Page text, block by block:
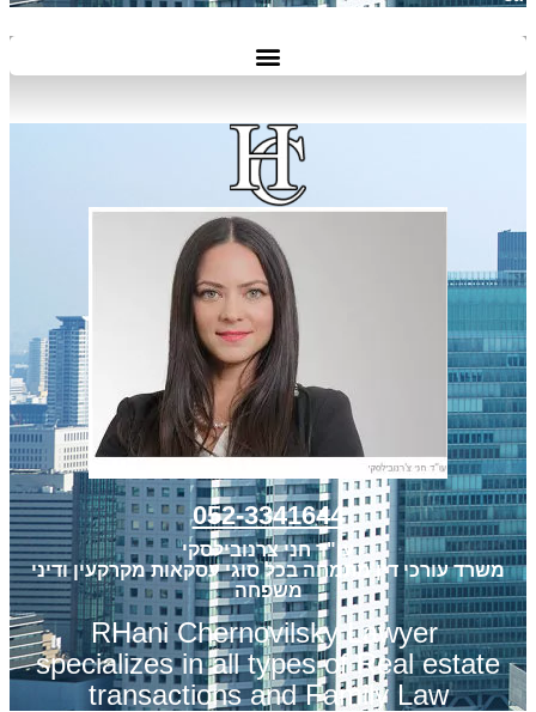
052-3341644
עו"ד חני צרנובילסקי
משרד עורכי דין מתמחה בכל סוגי עסקאות מקרקעין ודיני
משפחה
RHani Chernovilsky Lawyer
specializes in all types of Real estate
transactions and Family Law